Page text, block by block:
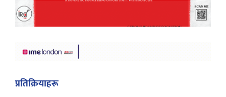
प्रतिक्रियाहरू